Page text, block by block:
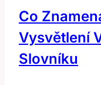
Co
Vysvětlení
Slovníku